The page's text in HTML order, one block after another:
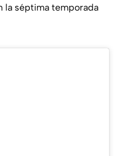
la séptima temporada